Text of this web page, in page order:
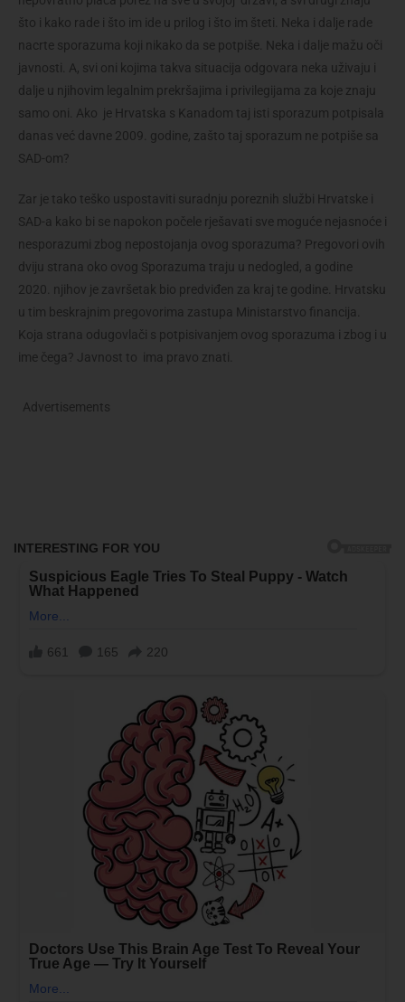
što i kako rade i što im ide u prilog i što im šteti. Neka i dalje rade
nacrte sporazuma koji nikako da se potpiše. Neka i dalje mažu oči
javnosti. A, svi oni kojima takva situacija odgovara neka uživaju i
dalje u njihovim legalnim prekršajima i privilegijama za koje znaju
samo oni. Ako je Hrvatska s Kanadom taj isti sporazum potpisala
danas već davne 2009. godine, zašto taj sporazum ne potpiše sa
SAD-om?
Zar je tako teško uspostaviti suradnju poreznih službi Hrvatske i
SAD-a kako bi se napokon počele rješavati sve moguće nejasnoće i
nesporazumi zbog nepostojanja ovog sporazuma? Pregovori ovih
dviju strana oko ovog Sporazuma traju u nedogled, a godine
2020. njihov je završetak bio predviđen za kraj te godine. Hrvatsku
u tim beskrajnim pregovorima zastupa Ministarstvo financija.
Koja strana odugovlači s potpisivanjem ovog sporazuma i zbog i u
ime čega? Javnost to ima pravo znati.
Advertisements